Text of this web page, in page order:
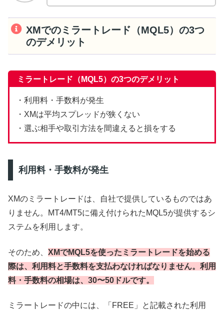
XMでのミラートレード（MQL5）の3つ
のデメリット
ミラートレード（MQL5）の3つのデメリット
・利用料・手数料が発生
・XMは平均スプレッドが狭くない
・選ぶ相手や取引方法を間違えると損をする
利用料・手数料が発生
XMのミラートレードは、自社で提供しているものではあ
りません。MT4/MT5に備え付けられたMQL5が提供するシ
ステムを利用します。
そのため、 XMでMQL5を使ったミラートレードを始める
際は、利用料と手数料を支払わなければなりません。利用
料・手数料の相場は、30〜50ドルです。
ミラートレードの中には、「FREE」と記載された利用